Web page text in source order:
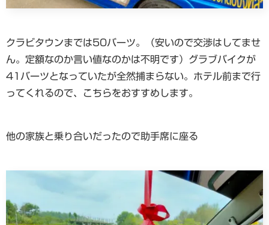
クラビタウンまでは50バーツ。（安いので交渉はしてませ
ん。定額なのか言い値なのかは不明です）グラブバイクが
41バーツとなっていたが全然捕まらない。ホテル前まで行
ってくれるので、こちらをおすすめします。
他の家族と乗り合いだったので助手席に座る